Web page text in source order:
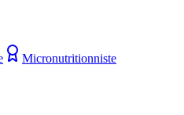
Micronutritionniste